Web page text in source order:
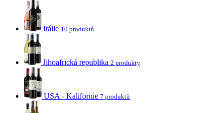
Itálie 10 produktů
Jihoafrická republika 2 produkty
USA - Kalifornie 7 produktů